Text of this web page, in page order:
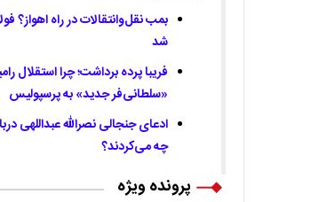
بمب نقل‌وانتقالات در راه اهواز؟
شد
فریبا پرده برداشت؛ چرا استقلال
«سلطانی‌فر جدید» به پرسپولیس
چه می‌کردند؟
پرونده ویژه